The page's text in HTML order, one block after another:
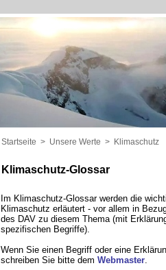
Startseite > Unsere Werte > Klimaschutz
Klimaschutz-Glossar
Im Klimaschutz-Glossar werden die
Klimaschutz erläutert - vor allem in
des DAV zu diesem Thema (mit
spezifischen Begriffe).
Wenn Sie einen Begriff oder eine
schreiben Sie bitte dem Webmaster.